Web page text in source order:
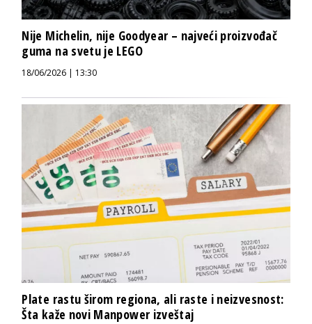
Nije Michelin, nije Goodyear – najveći proizvođač
guma na svetu je LEGO
18/06/2026 | 13:30
Plate rastu širom regiona, ali raste i neizvesnost:
Šta kaže novi Manpower izveštaj